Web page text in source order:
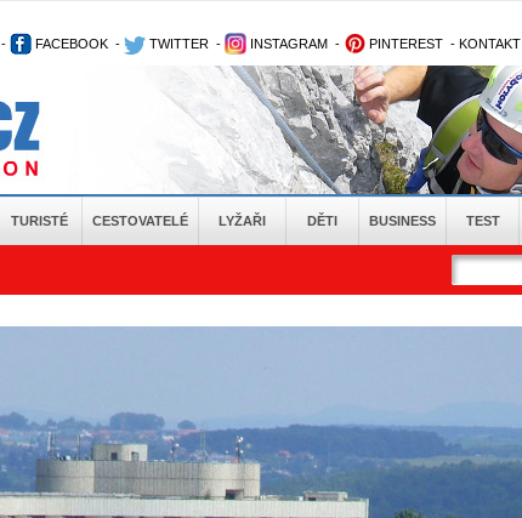
- FACEBOOK - TWITTER - INSTAGRAM - PINTEREST - KONTAKT
TURISTÉ CESTOVATELÉ LYŽAŘI DĚTI BUSINESS TEST